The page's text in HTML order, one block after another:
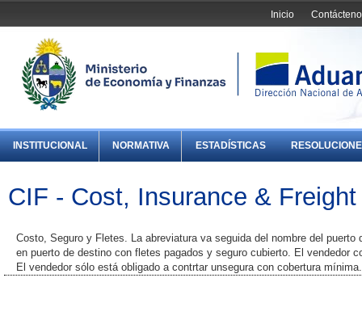
Inicio
INSTITUCIONAL NORMATIVA ESTADÍSTICAS
CIF - Cost, Insurance & Freight
Costo, Seguro y Fletes. La abreviatura va seguida del nombre del
en puerto de destino con fletes pagados y seguro cubierto. El vendedor
El vendedor sólo está obligado a contrtar unsegura con cobertura